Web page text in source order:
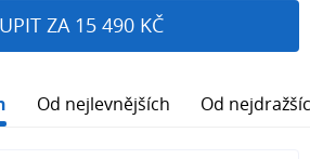
ZA 15 490 KČ
Od nejlevnějších Od